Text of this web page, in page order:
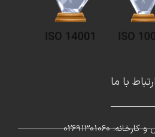
ارتباط با ما
02691301060